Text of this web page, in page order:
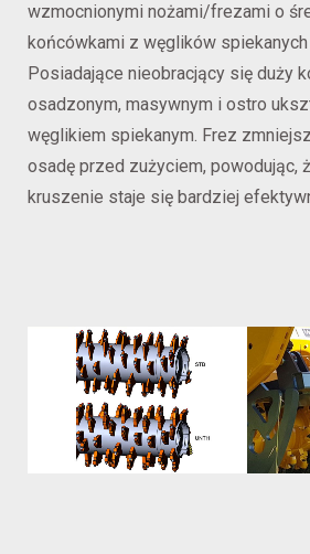
wzmocnionymi nożami/frezami o
końcówkami z węglików spiekanych
Posiadające nieobracjący się duży
osadzonym, masywnym i ostro
węglikiem spiekanym. Frez
osadę przed zużyciem, powodując,
kruszenie staje się bardziej